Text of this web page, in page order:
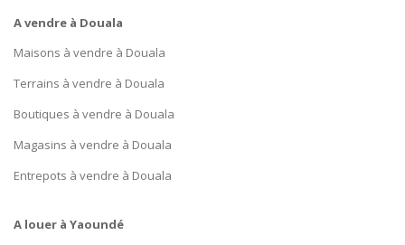
A vendre à Douala
Maisons à vendre à Douala
Terrains à vendre à Douala
Boutiques à vendre à Douala
Magasins à vendre à Douala
Entrepots à vendre à Douala
A louer à Yaoundé